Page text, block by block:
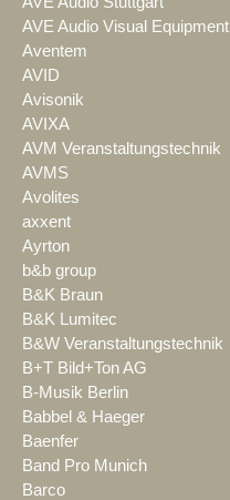
AVE Audio Visual Equipment
Aventem
AVID
Avisonik
AVIXA
AVM Veranstaltungstechnik
AVMS
Avolites
axxent
Ayrton
b&b group
B&K Braun
B&K Lumitec
B&W Veranstaltungstechnik
B+T Bild+Ton AG
B-Musik Berlin
Babbel & Haeger
Baenfer
Band Pro Munich
Barco